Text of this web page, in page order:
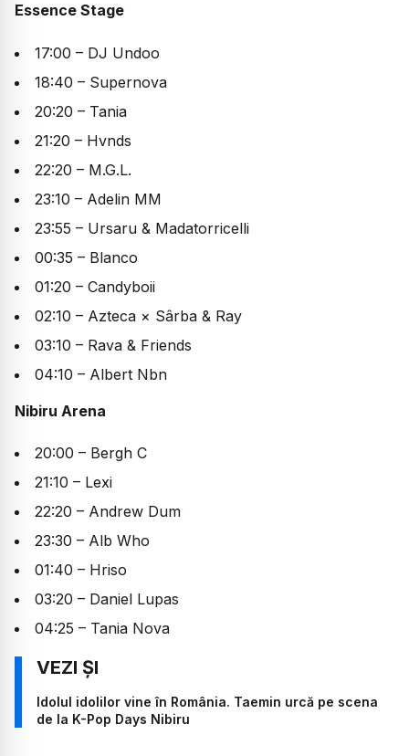
Essence Stage
17:00 – DJ Undoo
18:40 – Supernova
20:20 – Tania
21:20 – Hvnds
22:20 – M.G.L.
23:10 – Adelin MM
23:55 – Ursaru & Madatorricelli
00:35 – Blanco
01:20 – Candyboii
02:10 – Azteca × Sârba & Ray
03:10 – Rava & Friends
04:10 – Albert Nbn
Nibiru Arena
20:00 – Bergh C
21:10 – Lexi
22:20 – Andrew Dum
23:30 – Alb Who
01:40 – Hriso
03:20 – Daniel Lupas
04:25 – Tania Nova
Idolul idolilor vine în România. Taemin urcă pe scena
de la K-Pop Days Nibiru